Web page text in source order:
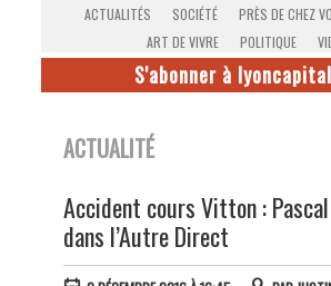
ACTUALITÉS SOCIÉTÉ PRÈS DE CHEZ
ART DE VIVRE
POLITIQUE
S'abonner à
ACTUALITÉ
Accident cours Vitton :
dans l’Autre Direct